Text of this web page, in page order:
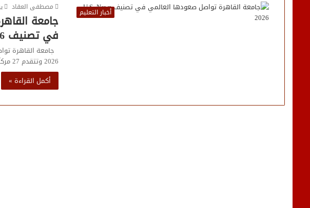
أخبار التعليم مصطفى العقاد
جامعة
في تصنيف U.S. News 2026
2026 وتتقدم 27 مركزًا لتصل إلى المرتبة 221 عالميًا كتب…
أكمل القراءة »